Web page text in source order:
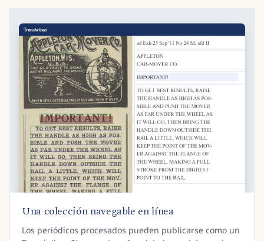
Una colección navegable en línea
Los periódicos procesados pueden publicarse como un